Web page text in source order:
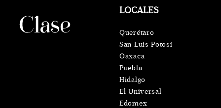
LOCALES
Querétaro
San Luis Potosí
Oaxaca
Puebla
Hidalgo
El Universal
Edomex